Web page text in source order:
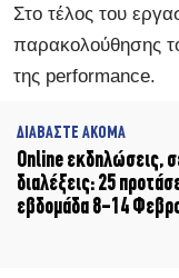
Στο τέλος του
παρακολούθησης
της performance.
ΔΙΑΒΑΣΤΕ ΑΚΟΜΑ
Online εκδηλώσεις,
διαλέξεις: 25
εβδομάδα 8-14